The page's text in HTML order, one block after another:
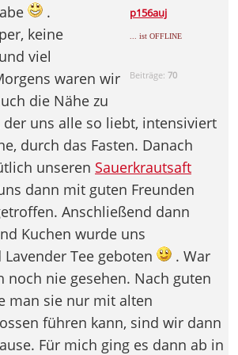
p156auj
... ist OFFLINE
Beiträge:70
.
keine
viel
waren wir
die Nähe zu
uns alle so liebt, intensiviert
durch das Fasten. Danach
unseren Sauerkrautsaft
dann mit guten Freunden
Anschließend dann
Kuchen wurde uns
Tee geboten
. War
noch nie gesehen. Nach guten
man sie nur mit alten
führen kann, sind wir dann
Für mich ging es dann ab in